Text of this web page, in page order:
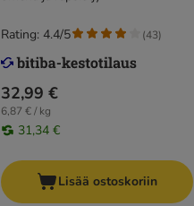
32,99 €
6,87 € / kg
31,34 €
Rating: 4.4/5 (43)
Lisää ostoskoriin